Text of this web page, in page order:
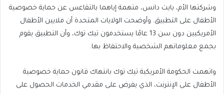
وشركتها الأم، بايت دانس، متهمة إياهما بالتقاعس عن حماية خصوصية
الأطفال على التطبيق. وأوضحت الولايات المتحدة أن ملايين الأطفال
الأمريكيين دون سن 13 عامًا يستخدمون تيك توك، وأن التطبيق يقوم
بجمع معلوماتهم الشخصية والاحتفاظ بها.
واتهمت الحكومة الأمريكية تيك توك بانتهاك قانون حماية خصوصية
الأطفال على الإنترنت، الذي يفرض على مقدمي الخدمات الحصول على